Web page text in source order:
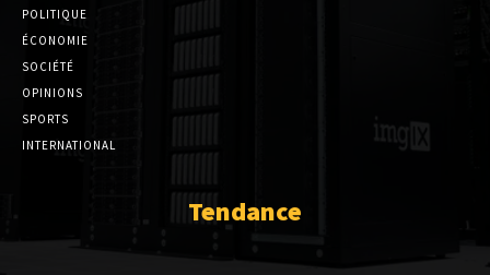
POLITIQUE
ÉCONOMIE
SOCIÉTÉ
OPINIONS
SPORTS
INTERNATIONAL
Tendance